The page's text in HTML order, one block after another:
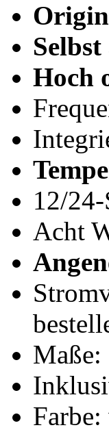
Hoch
12/
Acht
Maße: